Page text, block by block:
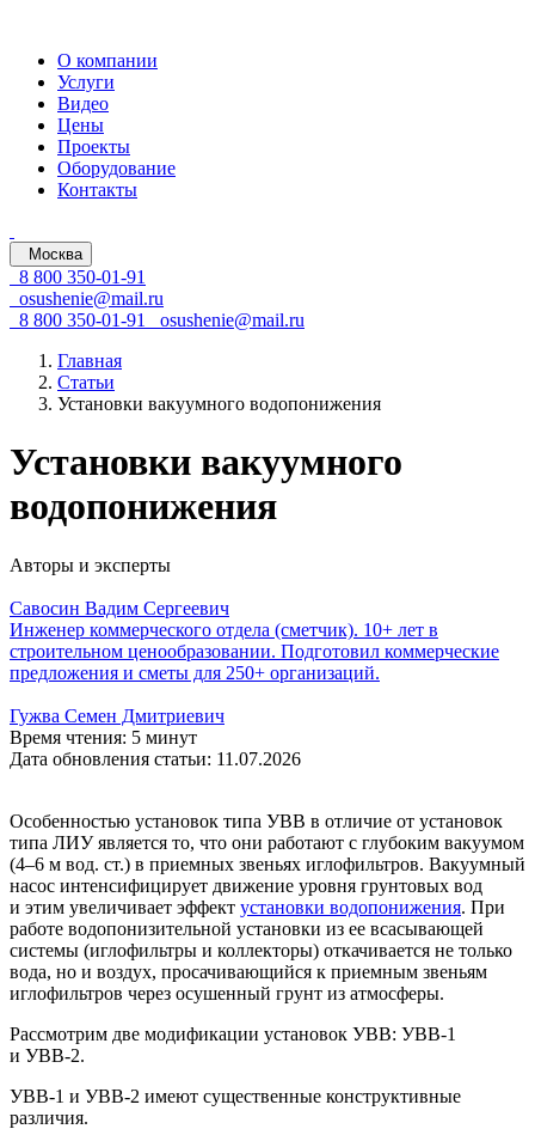
О компании
Услуги
Видео
Цены
Проекты
Оборудование
Контакты
Москва
8 800 350-01-91
osushenie@mail.ru
8 800 350-01-91
osushenie@mail.ru
Главная
Статьи
Установки вакуумного водопонижения
Установки вакуумного
водопонижения
Авторы и эксперты
Савосин Вадим Сергеевич
Инженер коммерческого отдела (сметчик). 10+ лет в
строительном ценообразовании. Подготовил коммерческие
предложения и сметы для 250+ организаций.
Гужва Семен Дмитриевич
Время чтения: 5 минут
Дата обновления статьи: 11.07.2026
Особенностью установок типа УВВ в отличие от установок
типа ЛИУ является то, что они работают с глубоким вакуумом
(4–6 м вод. ст.) в приемных звеньях иглофильтров. Вакуумный
насос интенсифицирует движение уровня грунтовых вод
и этим увеличивает эффект установки водопонижения. При
работе водопонизительной установки из ее всасывающей
системы (иглофильтры и коллекторы) откачивается не только
вода, но и воздух, просачивающийся к приемным звеньям
иглофильтров через осушенный грунт из атмосферы.
Рассмотрим две модификации установок УВВ: УВВ-1
и УВВ-2.
УВВ-1 и УВВ-2 имеют существенные конструктивные
различия.